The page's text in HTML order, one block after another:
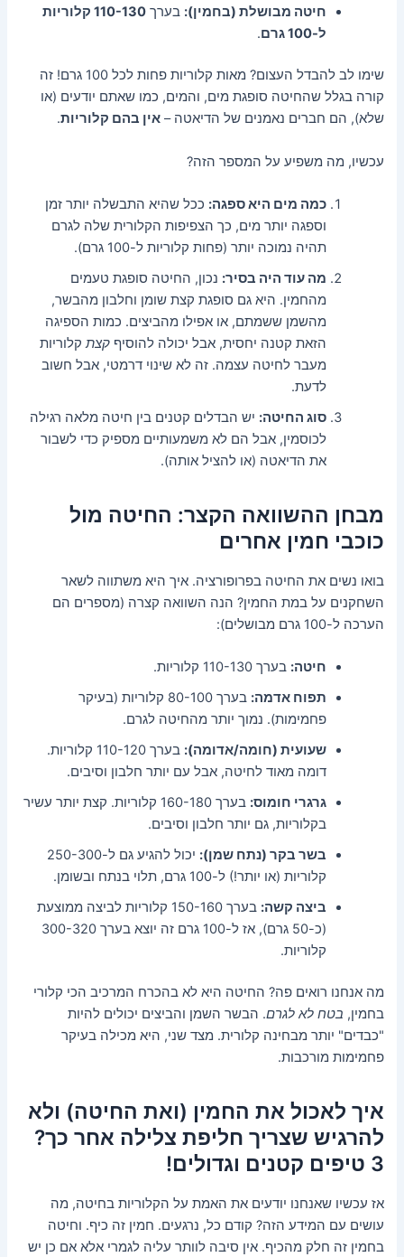
חיטה מבושלת (בחמין): בערך
110-130 קלוריות
ל-100 גרם
.
שימו לב להבדל העצום? מאות קלוריות פחות לכל 100 גרם! זה
קורה בגלל שהחיטה סופגת מים, והמים, כמו שאתם יודעים (או
שלא), הם חברים נאמנים של הדיאטה –אין בהם קלוריות.
עכשיו, מה משפיע על המספר הזה?
כמה מים היא ספגה: ככל שהיא התבשלה יותר זמן
וספגה יותר מים, כך הצפיפות הקלורית שלה לגרם
תהיה נמוכה יותר (פחות קלוריות ל-100 גרם).
מה עוד היה בסיר: נכון, החיטה סופגת טעמים
מהחמין. היא גם סופגת קצת שומן וחלבון מהבשר,
מהשמן ששמתם, או אפילו מהביצים. כמות הספיגה
הזאת קטנה יחסית, אבל יכולה להוסיףקצתקלוריות
מעבר לחיטה עצמה. זה לא שינוי דרמטי, אבל חשוב
לדעת.
סוג החיטה: יש הבדלים קטנים בין חיטה מלאה רגילה
לכוסמין, אבל הם לא משמעותיים מספיק כדי לשבור
את הדיאטה (או להציל אותה).
מבחן ההשוואה הקצר: החיטה מול
כוכבי חמין אחרים
בואו נשים את החיטה בפרופורציה. איך היא משתווה לשאר
השחקנים על במת החמין? הנה השוואה קצרה (מספרים הם
הערכה ל-100 גרם מבושלים):
חיטה: בערך 110-130 קלוריות.
תפוח אדמה:
בערך 80-100 קלוריות (בעיקר
פחמימות). נמוך יותר מהחיטה לגרם.
שעועית (חומה/אדומה):
בערך 110-120 קלוריות.
דומה מאוד לחיטה, אבל עם יותר חלבון וסיבים.
גרגרי חומוס:
בערך 160-180 קלוריות. קצת יותר עשיר
בקלוריות, גם יותר חלבון וסיבים.
בשר בקר (נתח שמן):
יכול להגיע גם ל-250-300
קלוריות (או יותר!) ל-100 גרם, תלוי בנתח ובשומן.
ביצה קשה:
בערך 150-160 קלוריות לביצה ממוצעת
(כ-50 גרם), אז ל-100 גרם זה יוצא בערך 300-320
קלוריות.
מה אנחנו רואים פה? החיטה היא לא בהכרח המרכיב הכי קלורי
בחמין, בטח לא לגרם. הבשר השמן והביצים יכולים להיות
"כבדים" יותר מבחינה קלורית. מצד שני, היא מכילה בעיקר
פחמימות מורכבות.
איך לאכול את החמין (ואת החיטה) ולא
להרגיש שצריך חליפת צלילה אחר כך?
3 טיפים קטנים וגדולים!
אז עכשיו שאנחנו יודעים את האמת על הקלוריות בחיטה, מה
עושים עם המידע הזה? קודם כל, נרגעים. חמין זה כיף. וחיטה
בחמין זה חלק מהכיף. אין סיבה לוותר עליה לגמרי אלא אם כן יש